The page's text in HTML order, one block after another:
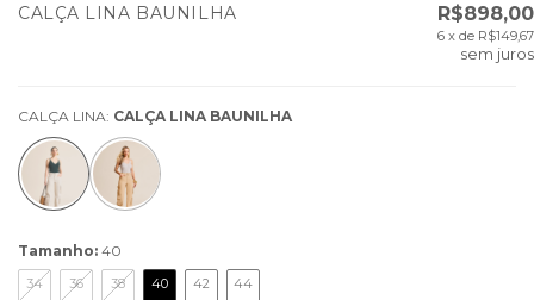
CALÇA LINA BAUNILHA R$898,00
6 x de R$149,67
sem juros
CALÇA LINA: CALÇA LINA BAUNILHA
Tamanho: 40
34 36 38 40 42 44